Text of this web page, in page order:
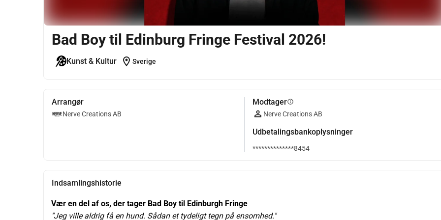
Bad Boy til Edinburg Fringe Festival 2026!
Kunst & Kultur location_on Sverige
Arrangør
Nerve Creations AB
Modtagerinfo
Nerve Creations AB
Udbetalingsbankoplysninger
**************8454
Indsamlingshistorie
Vær en del af os, der tager Bad Boy til Edinburgh Fringe
"Jeg ville aldrig få en hund. Sådan et tydeligt tegn på ensomhed."